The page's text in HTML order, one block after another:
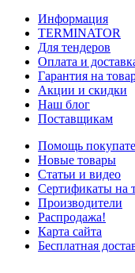
Информация
TERMINATOR
Для тендеров
Оплата и
Гарантия на
Акции и скидки
Наш блог
Поставщикам
Помощь
Новые товары
Статьи и видео
Сертификаты на
Производители
Распродажа!
Карта сайта
Бесплатная